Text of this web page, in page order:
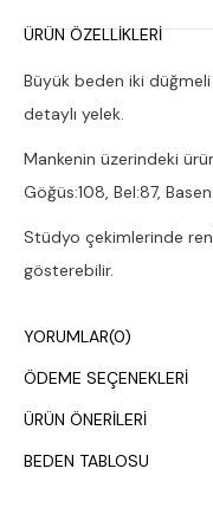
ÜRÜN ÖZELLIKLERI
Büyük beden iki düğmeli
detaylı yelek.
Mankenin üzerindeki
Göğüs:108, Bel:87,
Stüdyo çekimlerinde
gösterebilir.
YORUMLAR(0)
ÖDEME SEÇENEKLERI
ÜRÜN ÖNERILERI
BEDEN TABLOSU